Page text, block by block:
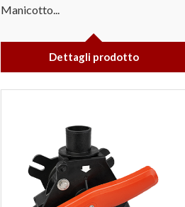
Manicotto...
Dettagli prodotto